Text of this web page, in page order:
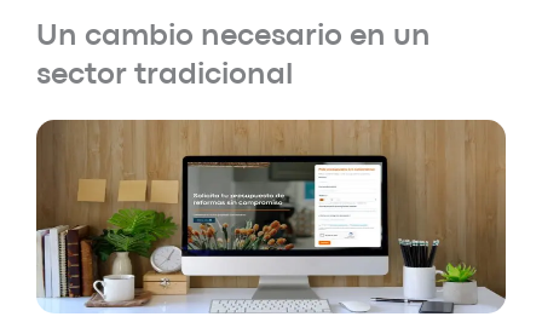
Un cambio necesario en un
sector tradicional